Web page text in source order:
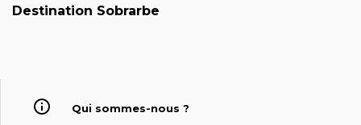
Destination Sobrarbe
Qui sommes-nous ?